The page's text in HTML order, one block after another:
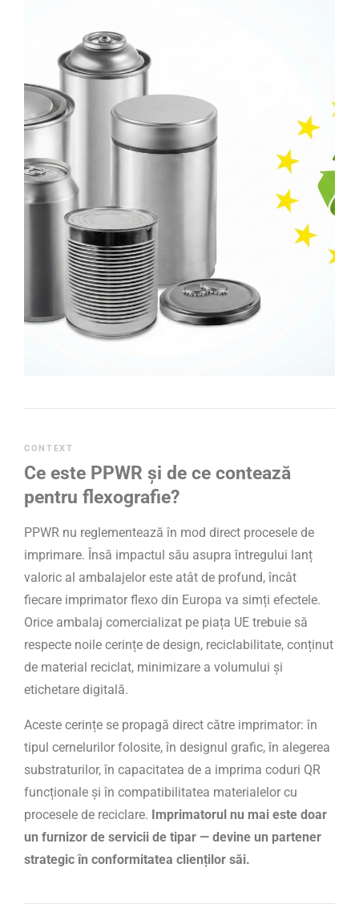
CONTEXT
Ce este PPWR și de ce contează
pentru flexografie?
PPWR nu reglementează în mod direct procesele de
imprimare. Însă impactul său asupra întregului lanț
valoric al ambalajelor este atât de profund, încât
fiecare imprimator flexo din Europa va simți efectele.
Orice ambalaj comercializat pe piața UE trebuie să
respecte noile cerințe de design, reciclabilitate, conținut
de material reciclat, minimizare a volumului și
etichetare digitală.
Aceste cerințe se propagă direct către imprimator: în
tipul cernelurilor folosite, în designul grafic, în alegerea
substraturilor, în capacitatea de a imprima coduri QR
funcționale și în compatibilitatea materialelor cu
procesele de reciclare. Imprimatorul nu mai este doar
un furnizor de servicii de tipar — devine un partener
strategic în conformitatea clienților săi.